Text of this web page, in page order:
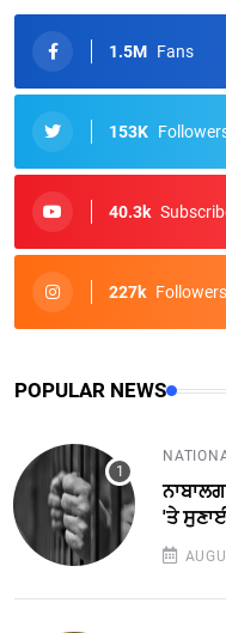
1.5M Fans
153K
40.3k
227k Followers
POPULAR NEWS
'ਤੇ